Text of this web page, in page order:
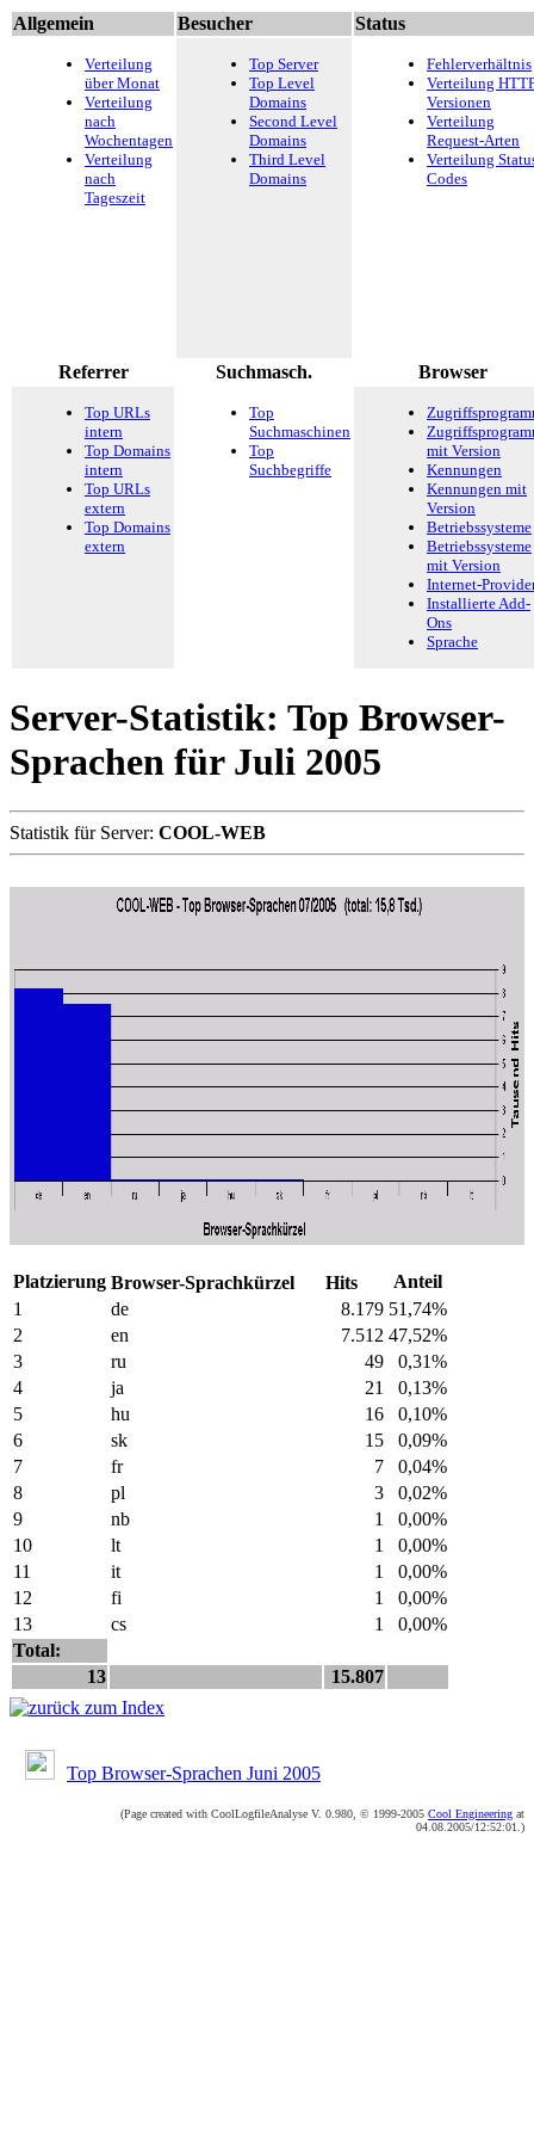
Allgemein Besucher Status
Verteilung
über Monat
Verteilung
nach
Wochentagen
Verteilung
nach
Tageszeit
Top Server
Top Level
Domains
Second Level
Domains
Third Level
Domains
Fehlerverhältnis
Verteilung
Versionen
Verteilung
Request-Arten
Verteilung
Codes
Referrer Suchmasch. Browser
Top URLs
intern
Top Domains
intern
Top URLs
extern
Top Domains
extern
Top
Suchmaschinen
Top
Suchbegriffe
mit Version
Kennungen
Kennungen mit
Version
Betriebssysteme
Betriebssysteme
mit Version
Internet-
Installierte Add-
Ons
Sprache
Server-Statistik: Top Browser-
Sprachen für Juli 2005
Statistik für Server: COOL-WEB
Platzierung Browser-Sprachkürzel Hits
Anteil
1
de 8.179 51,74%
2
en 7.512 47,52%
3
ru 49
0,31%
4
ja 21
0,13%
5
hu 16
0,10%
6
sk 15
0,09%
7
fr 7
0,04%
8
pl 3
0,02%
9
nb 1
0,00%
10
lt 1
0,00%
11
it 1
0,00%
12
fi 1
0,00%
13
cs 1
0,00%
Total:
13
15.807
Top Browser-Sprachen Juni 2005
(Page created with CoolLogfileAnalyse V. 0.980, © 1999-2005 Cool Engineering at
04.08.2005/12:52:01.)